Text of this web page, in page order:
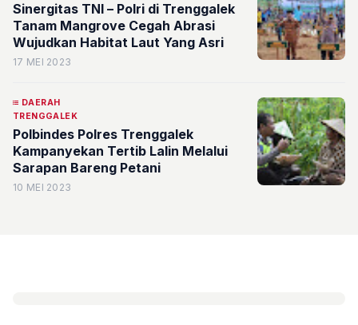
Sinergitas TNI – Polri di Trenggalek
Tanam Mangrove Cegah Abrasi
Wujudkan Habitat Laut Yang Asri
17 MEI 2023
DAERAH
TRENGGALEK
Polbindes Polres Trenggalek
Kampanyekan Tertib Lalin Melalui
Sarapan Bareng Petani
10 MEI 2023